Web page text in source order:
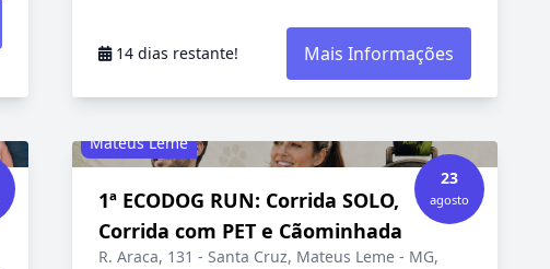
14 dias restante! Mais Informações
23
agosto
Mateus Leme
1ª ECODOG RUN: Corrida SOLO,
Corrida com PET e Cãominhada
R. Araca, 131 - Santa Cruz, Mateus Leme - MG,